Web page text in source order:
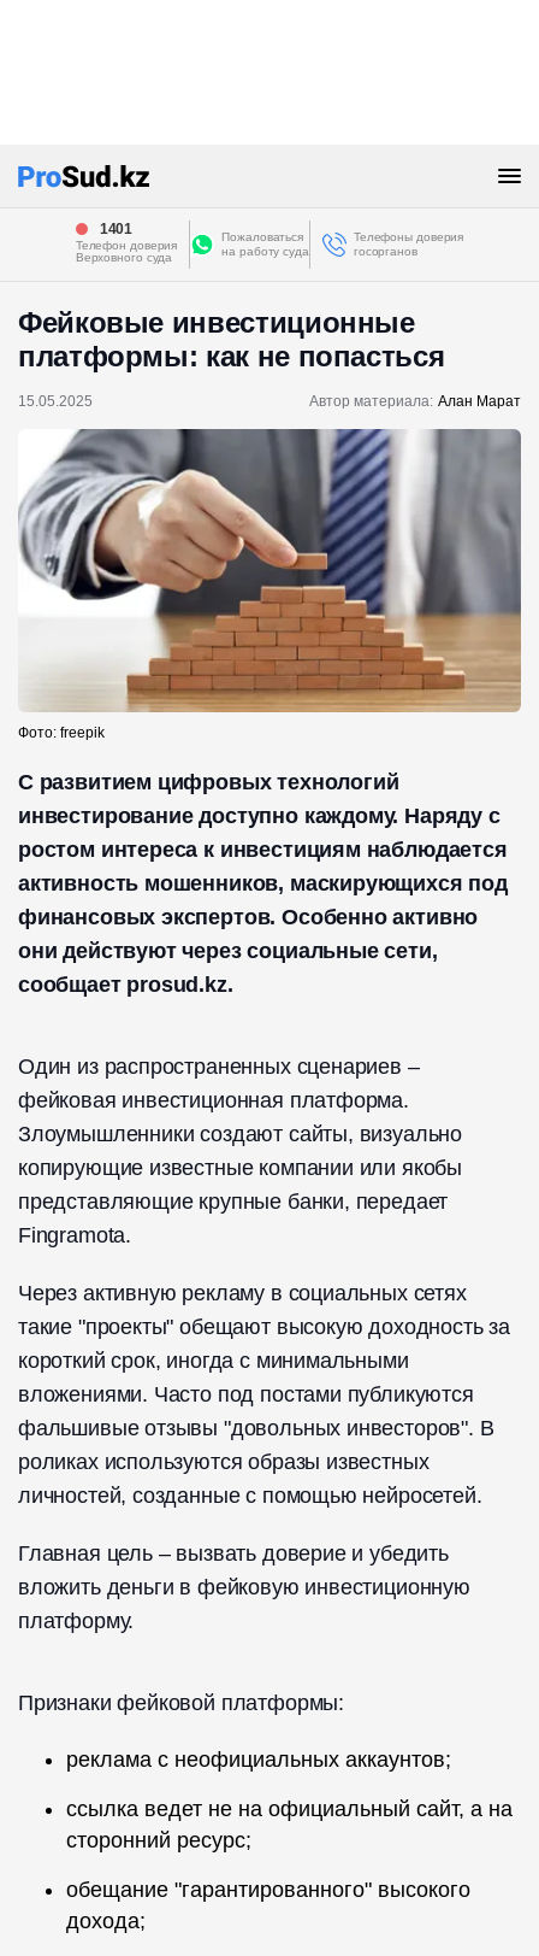
1401
Телефон доверия
Верховного суда
Пожаловаться
на работу суда
Телефоны доверия
госорганов
Фейковые инвестиционные
платформы: как не попасться
15.05.2025 Автор материала: Алан Марат
Фото: freepik
С развитием цифровых технологий
инвестирование доступно каждому. Наряду с
ростом интереса к инвестициям наблюдается
активность мошенников, маскирующихся под
финансовых экспертов. Особенно активно
они действуют через социальные сети,
сообщает prosud.kz.
Один из распространенных сценариев –
фейковая инвестиционная платформа.
Злоумышленники создают сайты, визуально
копирующие известные компании или якобы
представляющие крупные банки, передает
Fingramota.
Через активную рекламу в социальных сетях
такие "проекты" обещают высокую доходность за
короткий срок, иногда с минимальными
вложениями. Часто под постами публикуются
фальшивые отзывы "довольных инвесторов". В
роликах используются образы известных
личностей, созданные с помощью нейросетей.
Главная цель – вызвать доверие и убедить
вложить деньги в фейковую инвестиционную
платформу.
Признаки фейковой платформы:
реклама с неофициальных аккаунтов;
ссылка ведет не на официальный сайт, а на
сторонний ресурс;
обещание "гарантированного" высокого
дохода;